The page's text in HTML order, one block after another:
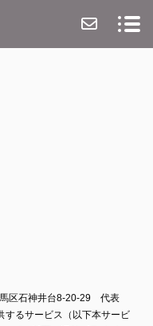
区石神井台8-20-29 代表
するサービス（以下本サービ